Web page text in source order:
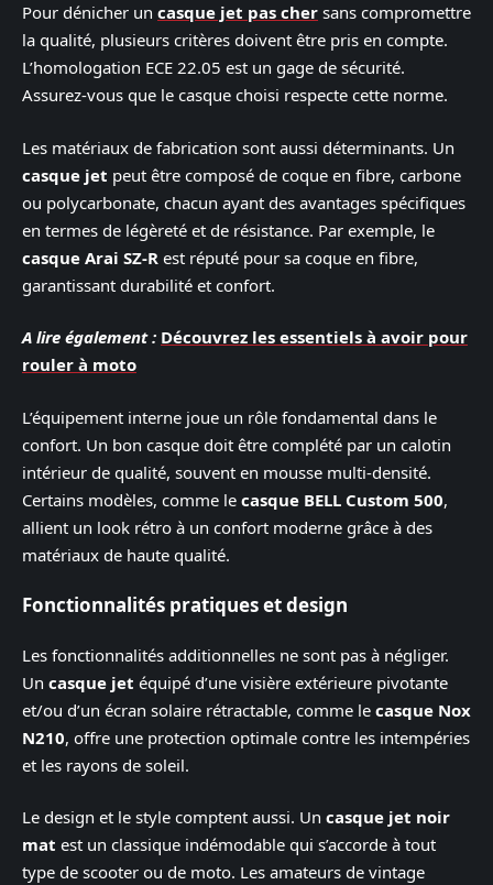
Pour dénicher un casque jet pas cher sans compromettre
la qualité, plusieurs critères doivent être pris en compte.
L’homologation ECE 22.05 est un gage de sécurité.
Assurez-vous que le casque choisi respecte cette norme.
Les matériaux de fabrication sont aussi déterminants. Un
casque jet peut être composé de coque en fibre, carbone
ou polycarbonate, chacun ayant des avantages spécifiques
en termes de légèreté et de résistance. Par exemple, le
casque Arai SZ-R est réputé pour sa coque en fibre,
garantissant durabilité et confort.
A lire également : Découvrez les essentiels à avoir pour
rouler à moto
L’équipement interne joue un rôle fondamental dans le
confort. Un bon casque doit être complété par un calotin
intérieur de qualité, souvent en mousse multi-densité.
Certains modèles, comme le casque BELL Custom 500,
allient un look rétro à un confort moderne grâce à des
matériaux de haute qualité.
Fonctionnalités pratiques et design
Les fonctionnalités additionnelles ne sont pas à négliger.
Un casque jet équipé d’une visière extérieure pivotante
et/ou d’un écran solaire rétractable, comme le casque Nox
N210, offre une protection optimale contre les intempéries
et les rayons de soleil.
Le design et le style comptent aussi. Un casque jet noir
mat est un classique indémodable qui s’accorde à tout
type de scooter ou de moto. Les amateurs de vintage